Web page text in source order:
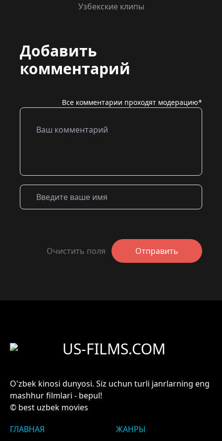
Узбекские клипы
Добавить
комментарий
Все комментарии проходят модерацию*
Очистить поля Отправить
US-FILMS.COM
O'zbek kinosi dunyosi. Siz uchun turli janrlarning eng
mashhur filmlari - bepul!
© best uzbek movies
ГЛАВНАЯ
ЖАНРЫ